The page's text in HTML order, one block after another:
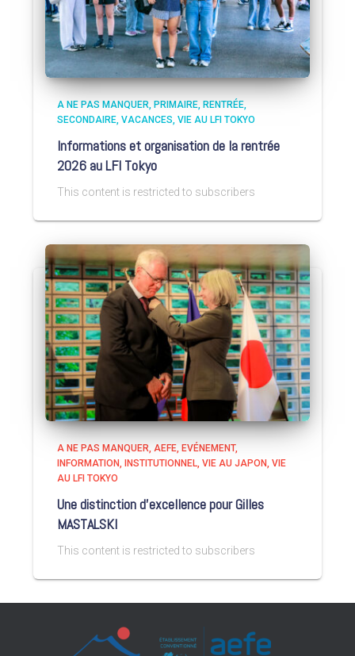
A NE PAS MANQUER PRIMAIRE RENTRÉE
SECONDAIRE VACANCES VIE AU LFI TOKYO
Informations et organisation de la rentrée
2026 au LFI Tokyo
This content is restricted to subscribers
A NE PAS MANQUER AEFE EVÉNEMENT
INFORMATION
INSTITUTIONNEL VIE AU JAPON VIE
AU LFI TOKYO
Une distinction d’excellence pour Gilles
MASTALSKI
This content is restricted to subscribers